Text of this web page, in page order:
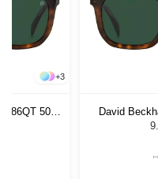
+3
086QT 50
David